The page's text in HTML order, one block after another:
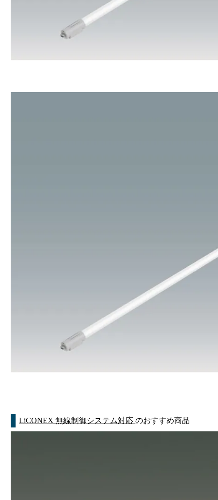
LiCONEX 無線制御システム対応のおすすめ商品